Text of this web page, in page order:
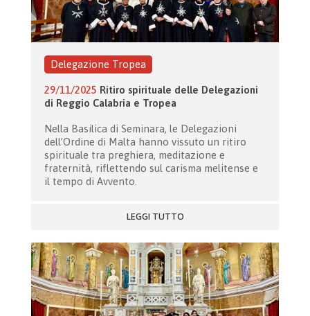
Delegazione Tropea
29/11/2025 Ritiro spirituale delle Delegazioni
di Reggio Calabria e Tropea
Nella Basilica di Seminara, le Delegazioni
dell’Ordine di Malta hanno vissuto un ritiro
spirituale tra preghiera, meditazione e
fraternità, riflettendo sul carisma melitense e
il tempo di Avvento.
LEGGI TUTTO